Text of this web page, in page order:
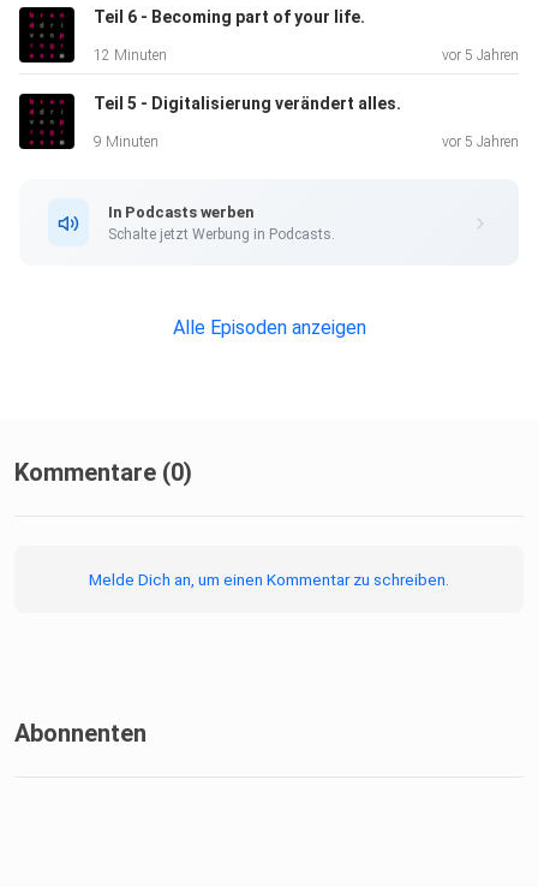
Teil 6 - Becoming part of your life.
12 Minuten vor 5 Jahren
Teil 5 - Digitalisierung verändert alles.
9 Minuten vor 5 Jahren
In Podcasts werben
Schalte jetzt Werbung in Podcasts.
Alle Episoden anzeigen
Kommentare (0)
Melde Dich an, um einen Kommentar zu schreiben.
Abonnenten